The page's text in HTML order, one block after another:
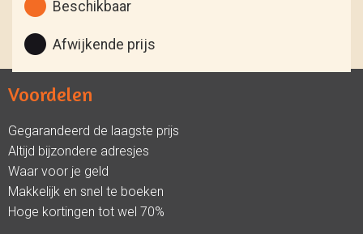
Beschikbaar
Afwijkende prijs
Voordelen
Gegarandeerd de laagste prijs
Altijd bijzondere adresjes
Waar voor je geld
Makkelijk en snel te boeken
Hoge kortingen tot wel 70%